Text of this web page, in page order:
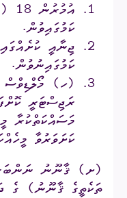
ކަމުގައިވުން.
ޖިނާއީ
ކަމުގައިނުވުން.
(ހ)
ރަޖިސްޓަރީ
މަސައްކަތްކުރާ
ކަށަވަރުވާ
ތަކެތީގެ ޤާނޫނު) ގެ